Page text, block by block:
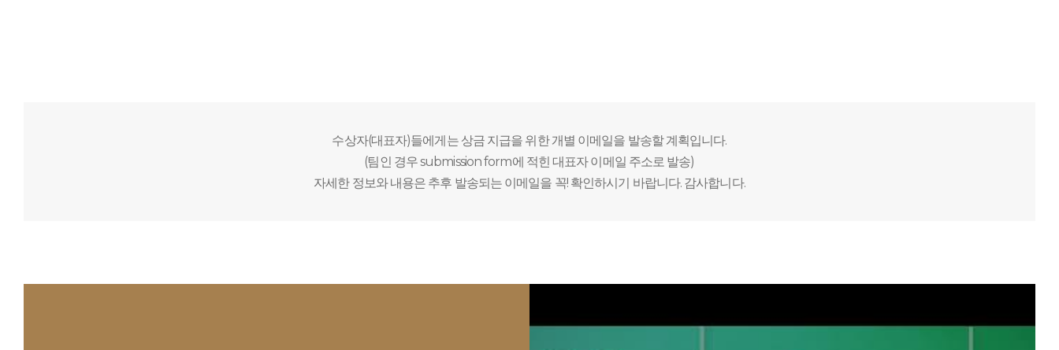
수상자(대표자)들에게는 상금 지급을 위한 개별 이메일을 발송할 계획입니다.
(팀인 경우 submission form에 적힌 대표자 이메일 주소로 발송)
자세한 정보와 내용은 추후 발송되는 이메일을 꼭! 확인하시기 바랍니다. 감사합니다.